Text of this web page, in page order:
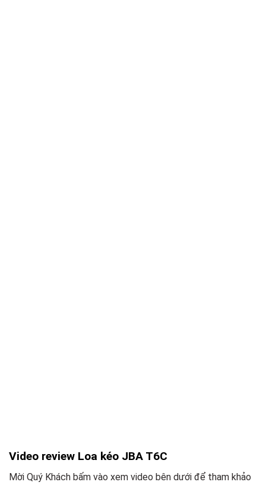
Video review Loa kéo JBA T6C
Mời Quý Khách bấm vào xem video bên dưới để tham khảo